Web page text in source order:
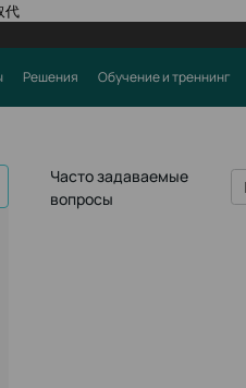
代
Решения Обучение и треннинг
Часто задаваемые
вопросы